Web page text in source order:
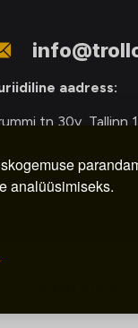
analüüsimiseks.
aadress:
tn 30y, Tallinn
väljastamine:
R – 9.00 – 18.00